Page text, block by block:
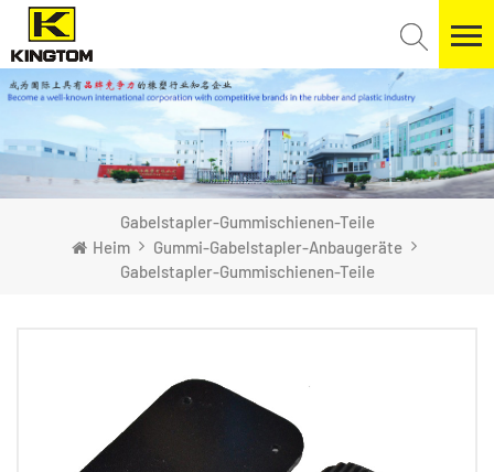
Gabelstapler-Gummischienen-Teile
Heim
Gummi-Gabelstapler-Anbaugeräte
Gabelstapler-Gummischienen-Teile